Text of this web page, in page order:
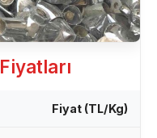
Fiyatları
Fiyat (TL/Kg)